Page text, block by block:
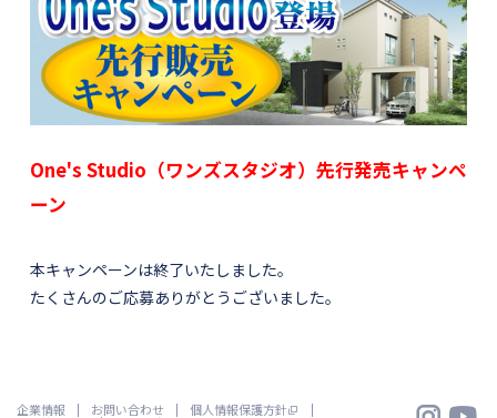
One's Studio（ワンズスタジオ）先行発売キャンペ
ーン
本キャンペーンは終了いたしました。
たくさんのご応募ありがとうございました。
企業情報 お問い合わせ 個人情報保護方針